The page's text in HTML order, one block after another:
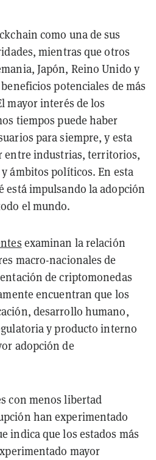
como una de sus
mientras que otros
Japón, Reino Unido y
potenciales de más
mayor interés de los
tiempos puede haber
para siempre, y esta
entre industrias, territorios,
ámbitos políticos. En esta
está impulsando la adopción
el mundo.
examinan la relación
macro-nacionales de
de criptomonedas
encuentran que los
desarrollo humano,
y producto interno
adopción de
con menos libertad
han experimentado
indica que los estados más
mayor